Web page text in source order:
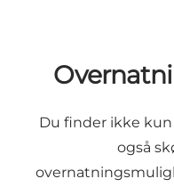
Du finder ikke kun
også